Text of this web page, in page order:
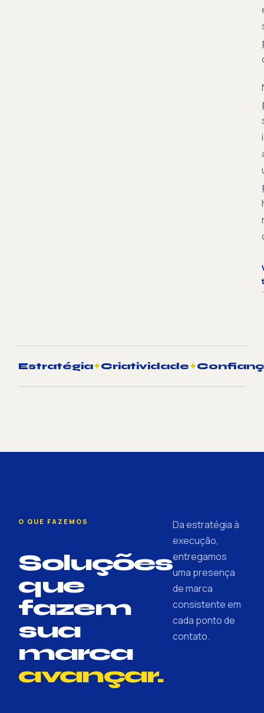
Estratégia✦Criatividade✦
O QUE FAZEMOS
Soluções
que
fazem
sua
marca
avançar.
Da estratégia à
execução,
entregamos
uma presença
de marca
consistente em
cada ponto de
contato.